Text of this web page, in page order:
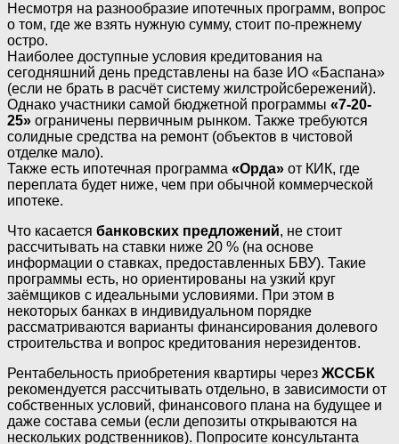
Несмотря на разнообразие ипотечных программ, вопрос
о том, где же взять нужную сумму, стоит по-прежнему
остро.
Наиболее доступные условия кредитования на
сегодняшний день представлены на базе ИО «Баспана»
(если не брать в расчёт систему жилстройсбережений).
Однако участники самой бюджетной программы «7-20-
25» ограничены первичным рынком. Также требуются
солидные средства на ремонт (объектов в чистовой
отделке мало).
Также есть ипотечная программа «Орда» от КИК, где
переплата будет ниже, чем при обычной коммерческой
ипотеке.
Что касается банковских предложений, не стоит
рассчитывать на ставки ниже 20 % (на основе
информации о ставках, предоставленных БВУ). Такие
программы есть, но ориентированы на узкий круг
заёмщиков с идеальными условиями. При этом в
некоторых банках в индивидуальном порядке
рассматриваются варианты финансирования долевого
строительства и вопрос кредитования нерезидентов.
Рентабельность приобретения квартиры через ЖССБК
рекомендуется рассчитывать отдельно, в зависимости от
собственных условий, финансового плана на будущее и
даже состава семьи (если депозиты открываются на
нескольких родственников). Попросите консультанта